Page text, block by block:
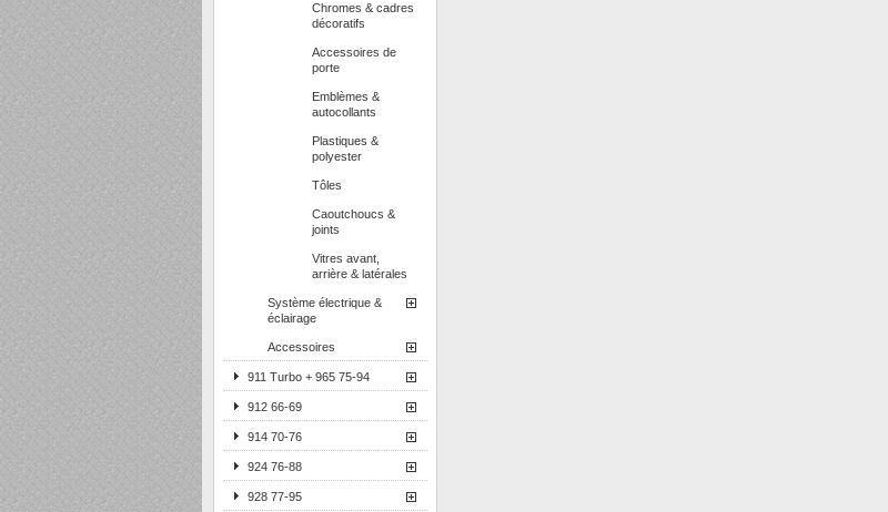
Chromes & cadres
décoratifs
Accessoires de
porte
Emblèmes &
autocollants
Plastiques &
polyester
Tôles
Caoutchoucs &
joints
Vitres avant,
arrière & latérales
Système électrique &
éclairage
Accessoires
911 Turbo + 965 75-94
912 66-69
914 70-76
924 76-88
928 77-95